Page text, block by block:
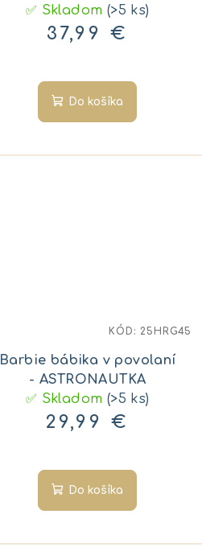
✅ Skladom (>5 ks)
37,99 €
Do košíka
Barbie bábika v povolaní
- ASTRONAUTKA
✅ Skladom (>5 ks)
29,99 €
Do košíka
KÓD: 25HRG45